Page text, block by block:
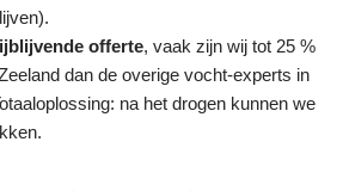
offerte, vaak zijn wij tot 25 %
dan de overige vocht-experts in
na het drogen kunnen we